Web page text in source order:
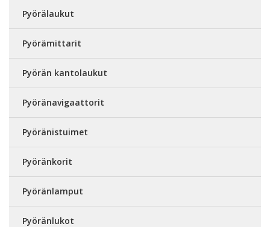
Pyörälaukut
Pyörämittarit
Pyörän kantolaukut
Pyöränavigaattorit
Pyöränistuimet
Pyöränkorit
Pyöränlamput
Pyöränlukot